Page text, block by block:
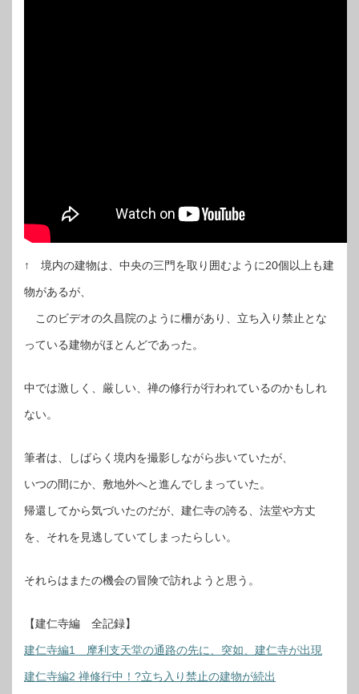
↑ 境内の建物は、中央の三門を取り囲むように20個以上も建
物があるが、
このビデオの久昌院のように柵があり、立ち入り禁止とな
っている建物がほとんどであった。
中では激しく、厳しい、禅の修行が行われているのかもしれ
ない。
筆者は、しばらく境内を撮影しながら歩いていたが、
いつの間にか、敷地外へと進んでしまっていた。
帰還してから気づいたのだが、建仁寺の誇る、法堂や方丈
を、それを見逃していてしまったらしい。
それらはまたの機会の冒険で訪れようと思う。
【建仁寺編 全記録】
建仁寺編1 摩利支天堂の通路の先に、突如、建仁寺が出現
建仁寺編2 禅修行中！?立ち入り禁止の建物が続出